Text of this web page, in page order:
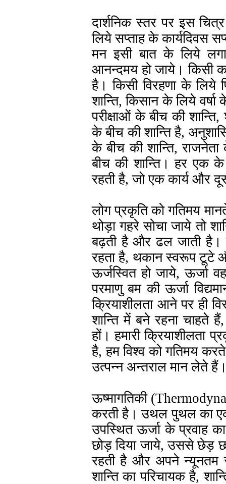
दार्शनिक स्तर पर इस
लिये सप्ताह के कार्यदिवस
मन इसी बात के लिये
आनन्दमय हो जाये। किसी
है। किसी विरहणा के लिये
शान्ति, किसान के लिये
परीक्षाओं के बीच की
के बीच की शान्ति है,
के बीच की शान्ति,
बीच की शान्ति। हर एक के
रहती है, जो एक कार्य और
लोग प्रकृति को गतिमय
थोड़ा गहरे सोचा जाये तो
बढ़ती है और ढल जाती है।
रहता है, थकान स्वरूप टूटे
ऊर्जस्वित हो जाये, ऊर्जा
परमाणु बम की ऊर्जा
क्रियाशीलता आने पर ही
शान्ति में बने रहना चाहते हैं,
हों। हमारी क्रियाशीलता
है, हम विश्व को गतिमय
उत्पन्न अन्तराल मान लेते
ऊष्मागतिकी
करती है। उथल पुथल का एक
उपस्थित ऊर्जा के प्रवाह
छोड़ दिया जाये, उससे छेड़
रहती है और अपने न्यूनतम
शान्ति का परिचायक है,